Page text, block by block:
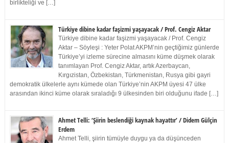
birlikteliği ve […]
Türkiye dibine kadar faşizmi yaşayacak / Prof. Cengiz Aktar
Türkiye dibine kadar faşizmi yaşayacak / Prof. Cengiz
Aktar – Söyleşi : Yeter Polat AKPM’nin geçtiğimiz günlerde
Türkiye’yi izleme sürecine almasını küme düşmek olarak
tanımlayan Prof. Cengiz Aktar, artık Azerbaycan,
Kırgızistan, Özbekistan, Türkmenistan, Rusya gibi gayri
demokratik ülkelerle aynı kümede olan Türkiye’nin AKPM üyesi 47 ülke
arasından ikinci küme olarak sıraladığı 9 ülkesinden biri olduğunu ifade […]
Ahmet Telli: ‘Şiirin beslendiği kaynak hayattır’ / Didem Gülçin
Erdem
Ahmet Telli, şiirin tümüyle duygu ya da düşünceden